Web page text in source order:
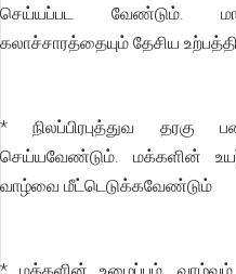
செய்யப்பட வேண்டும்.
கலாச்சாரத்தையும் தேசிய
* நிலப்பிரபுத்துவ தரகு
செய்யவேண்டும். மக்களின்
வாழ்வை மீட்டெடுக்கவேண்டும்